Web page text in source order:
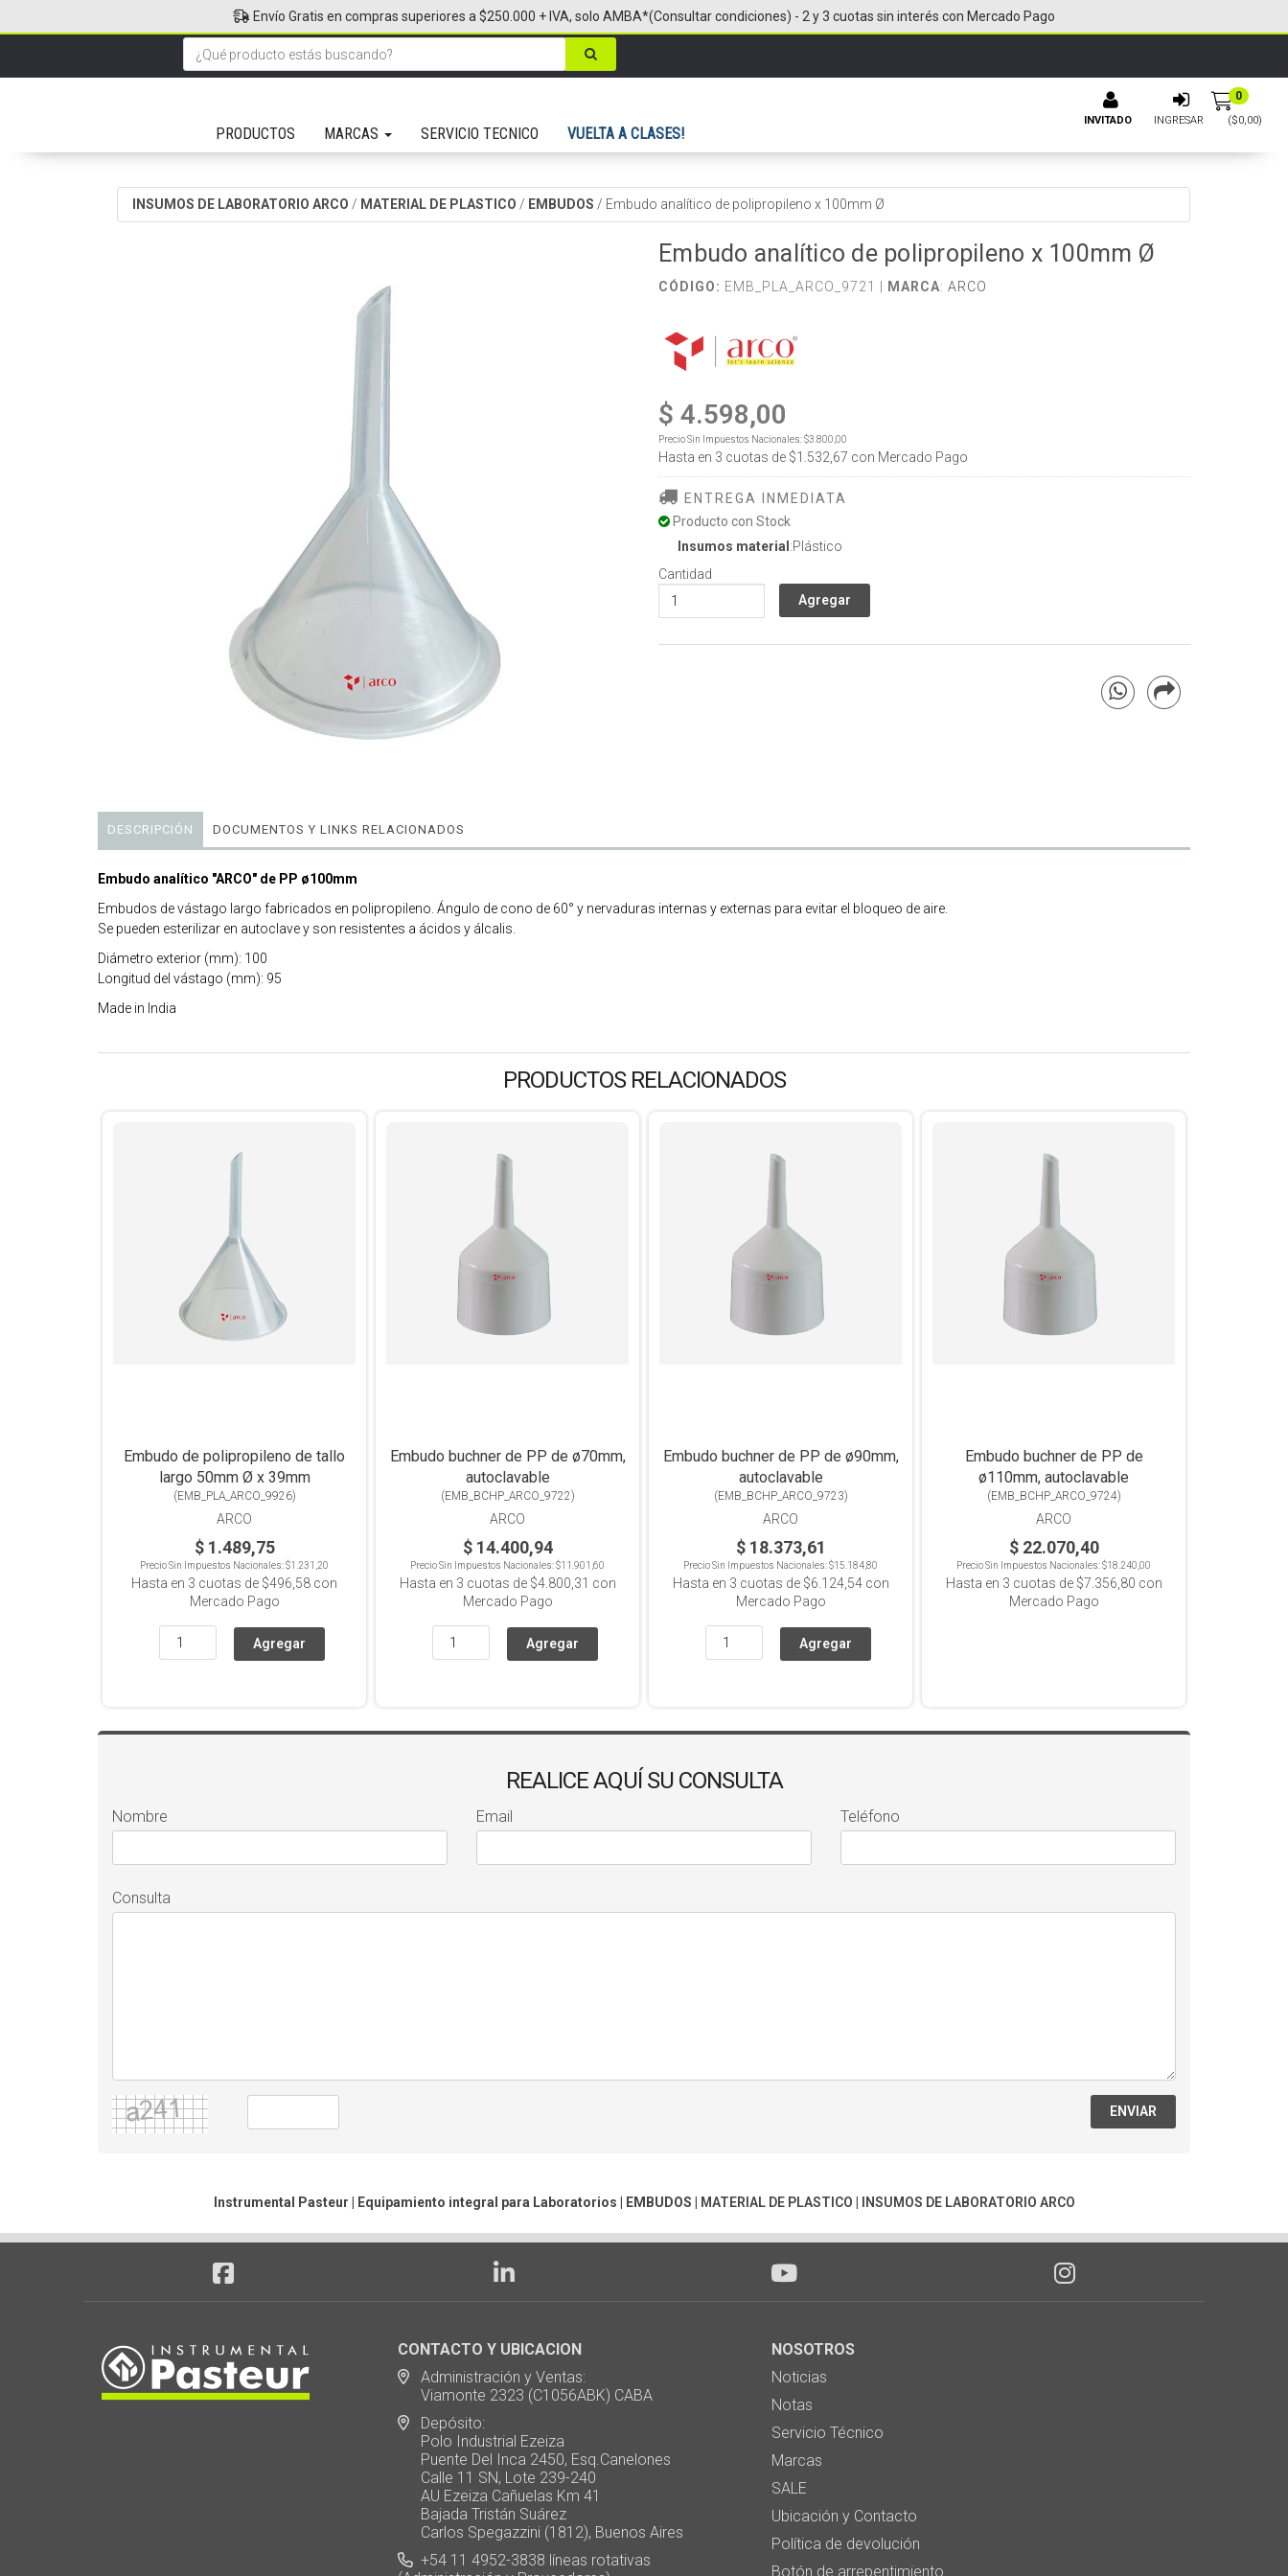
INVITADO INGRESAR
0
($0,00)
PRODUCTOS MARCAS SERVICIO TECNICO VUELTA A CLASES!
Envío Gratis en compras superiores a $250.000 + IVA, solo AMBA*(Consultar condiciones) - 2 y 3 cuotas sin interés con Mercado Pago
INSUMOS DE LABORATORIO ARCO / MATERIAL DE PLASTICO / EMBUDOS / Embudo analítico de polipropileno x 100mm Ø
Embudo analítico de polipropileno x 100mm Ø
CÓDIGO: EMB_PLA_ARCO_9721 | MARCA: ARCO
$ 4.598,00
Precio Sin Impuestos Nacionales:$3.800,00
Hasta en 3 cuotas de $1.532,67 con Mercado Pago
ENTREGA INMEDIATA
Producto con Stock
Insumos material :Plástico
Cantidad
DESCRIPCIÓN DOCUMENTOS Y LINKS RELACIONADOS
Embudo analítico "ARCO" de PP ø100mm
Embudos de vástago largo fabricados en polipropileno. Ángulo de cono de 60° y nervaduras internas y externas para evitar el bloqueo de aire.
Se pueden esterilizar en autoclave y son resistentes a ácidos y álcalis.
Diámetro exterior (mm): 100
Longitud del vástago (mm): 95
Made in India
PRODUCTOS RELACIONADOS
Embudo de polipropileno de tallo
largo 50mm Ø x 39mm
(EMB_PLA_ARCO_9926)
ARCO
$ 1.489,75
Precio Sin Impuestos Nacionales:$1.231,20
Hasta en 3 cuotas de $496,58 con
Mercado Pago
Embudo buchner de PP de ø70mm,
autoclavable
(EMB_BCHP_ARCO_9722)
ARCO
$ 14.400,94
Precio Sin Impuestos Nacionales:$11.901,60
Hasta en 3 cuotas de $4.800,31 con
Mercado Pago
Embudo buchner de PP de ø90mm,
autoclavable
(EMB_BCHP_ARCO_9723)
ARCO
$ 18.373,61
Precio Sin Impuestos Nacionales:$15.184,80
Hasta en 3 cuotas de $6.124,54con
Mercado Pago
Embudo buchner de PP de
ø110mm, autoclavable
(EMB_BCHP_ARCO_9724)
ARCO
$ 22.070,40
Precio Sin Impuestos Nacionales:$18.240,00
Hasta en 3 cuotas de $7.356,80 con
Mercado Pago
REALICE AQUÍ SU CONSULTA
Nombre Email Teléfono
Consulta
ENVIAR
Instrumental Pasteur | Equipamiento integral para Laboratorios | EMBUDOS MATERIAL DE PLASTICO INSUMOS DE LABORATORIO ARCO
CONTACTO Y UBICACION
Administración y Ventas:
Viamonte 2323 (C1056ABK) CABA
Depósito:
Polo Industrial Ezeiza
Puente Del Inca 2450, Esq.Canelones
Calle 11 SN, Lote 239-240
AU Ezeiza Cañuelas Km 41
Bajada Tristán Suárez
Carlos Spegazzini (1812), Buenos Aires
+54 11 4952-3838 líneas rotativas
NOSOTROS
Noticias
Notas
Servicio Técnico
Marcas
SALE
Ubicación y Contacto
Política de devolución
Botón de arrepentimiento